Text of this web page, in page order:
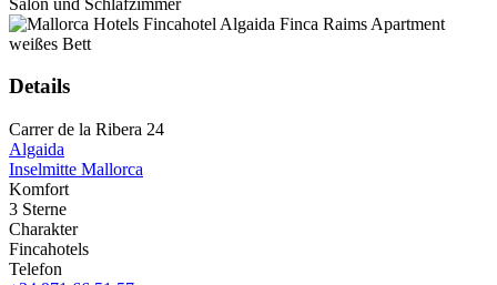
Details
Carrer de la Ribera 24
Algaida
Inselmitte Mallorca
Komfort
3 Sterne
Charakter
Fincahotels
Telefon